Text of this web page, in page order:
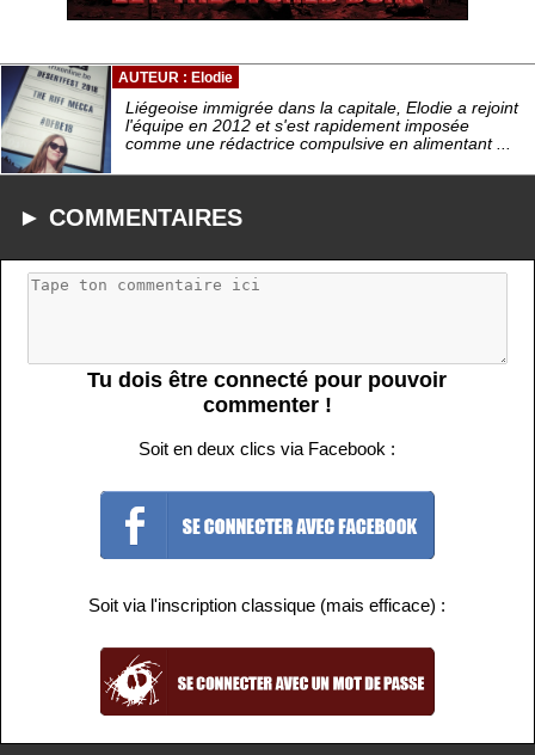
AUTEUR : Elodie
Liégeoise immigrée dans la capitale, Elodie a rejoint
l'équipe en 2012 et s'est rapidement imposée
comme une rédactrice compulsive en alimentant ...
► COMMENTAIRES
Tu dois être connecté pour pouvoir
commenter !
Soit en deux clics via Facebook :
Soit via l'inscription classique (mais efficace) :